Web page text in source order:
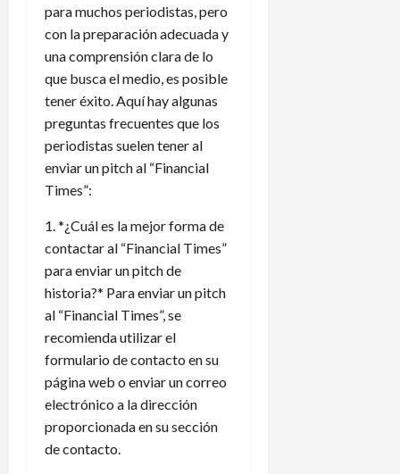
para muchos periodistas, pero
con la preparación adecuada y
una comprensión clara de lo
que busca el medio, es posible
tener éxito. Aquí hay algunas
preguntas frecuentes que los
periodistas suelen tener al
enviar un pitch al “Financial
Times”:
1. *¿Cuál es la mejor forma de
contactar al “Financial Times”
para enviar un pitch de
historia?* Para enviar un pitch
al “Financial Times”, se
recomienda utilizar el
formulario de contacto en su
página web o enviar un correo
electrónico a la dirección
proporcionada en su sección
de contacto.